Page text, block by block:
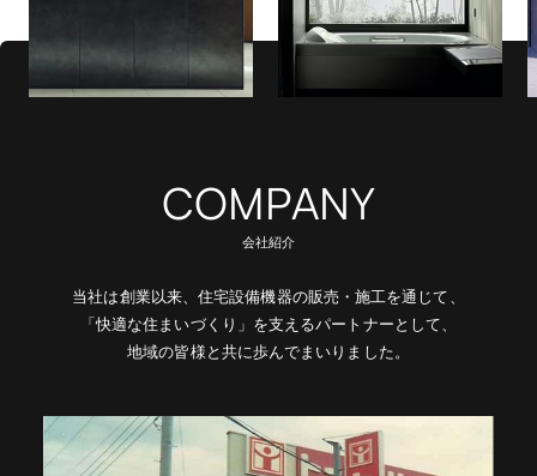
COMPANY
会社紹介
当社は創業以来、住宅設備機器の販売・施工を通じて、
「快適な住まいづくり」を支えるパートナーとして、
地域の皆様と共に歩んでまいりました。